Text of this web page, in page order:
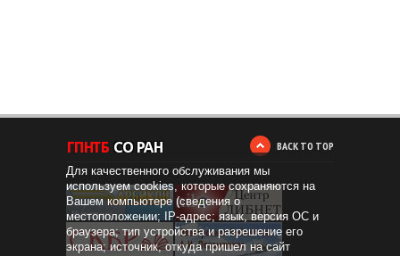
BACK TO TOP
Для качественного обслуживания мы
используем cookies, которые сохраняются на
Вашем компьютере (сведения о
местоположении; IP-адрес; язык, версия ОС и
браузера; тип устройства и разрешение его
экрана; источник, откуда пришел на сайт